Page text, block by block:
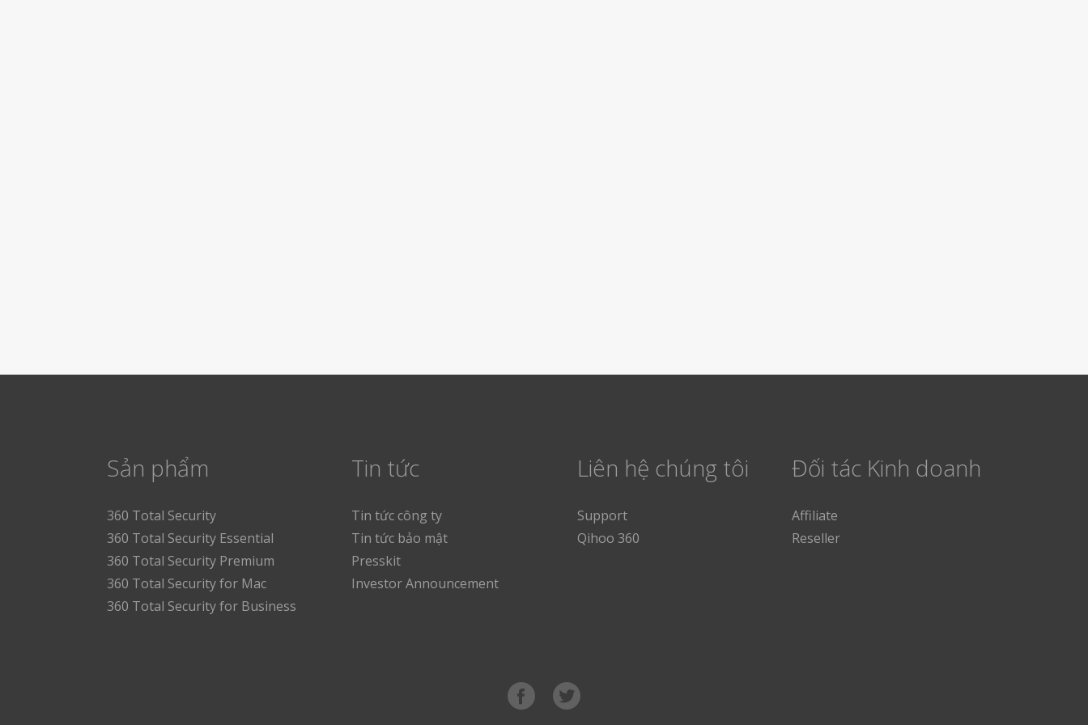
Sản phẩm
360 Total Security
360 Total Security Essential
360 Total Security Premium
360 Total Security for Mac
360 Total Security for Business
Tin tức
Tin tức công ty
Tin tức bảo mật
Presskit
Investor Announcement
Liên hệ chúng tôi
Support
Qihoo 360
Đối tác Kinh doanh
Affiliate
Reseller